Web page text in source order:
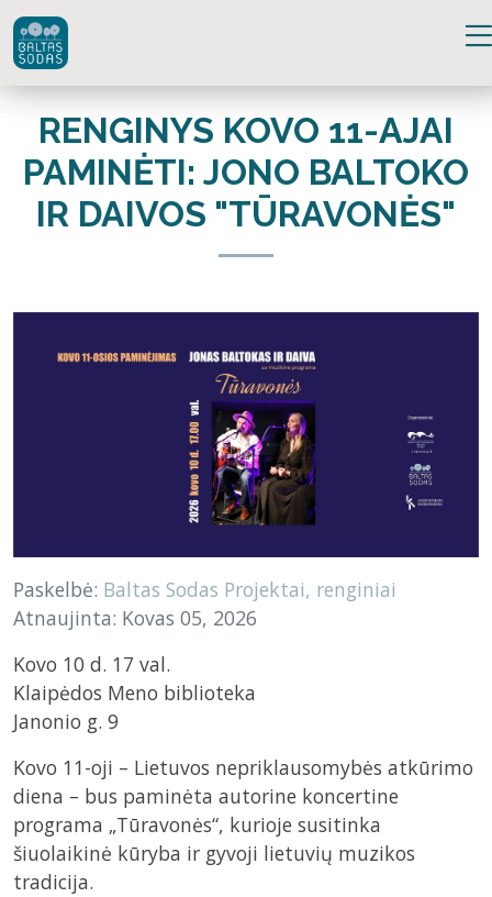
RENGINYS KOVO 11-AJAI
PAMINĖTI: JONO BALTOKO
IR DAIVOS "TŪRAVONĖS"
Paskelbė: Baltas Sodas Projektai, renginiai
Atnaujinta: Kovas 05, 2026
Kovo 10 d. 17 val.
Klaipėdos Meno biblioteka
Janonio g. 9
Kovo 11-oji – Lietuvos nepriklausomybės atkūrimo
diena – bus paminėta autorine koncertine
programa „Tūravonės“, kurioje susitinka
šiuolaikinė kūryba ir gyvoji lietuvių muzikos
tradicija.